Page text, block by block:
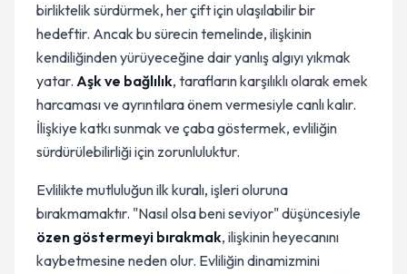
birliktelik sürdürmek, her çift için ulaşılabilir bir
hedeftir. Ancak bu sürecin temelinde, ilişkinin
kendiliğinden yürüyeceğine dair yanlış algıyı yıkmak
yatar. Aşk ve bağlılık, tarafların karşılıklı olarak emek
harcaması ve ayrıntılara önem vermesiyle canlı kalır.
İlişkiye katkı sunmak ve çaba göstermek, evliliğin
sürdürülebilirliği için zorunluluktur.
Evlilikte mutluluğun ilk kuralı, işleri oluruna
bırakmamaktır. "Nasıl olsa beni seviyor" düşüncesiyle
özen göstermeyi bırakmak, ilişkinin heyecanını
kaybetmesine neden olur. Evliliğin dinamizmini